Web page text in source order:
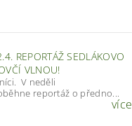
REPORTÁŽ SEDLÁKOVO
VLNOU!
V neděli
reportáž o předno...
více